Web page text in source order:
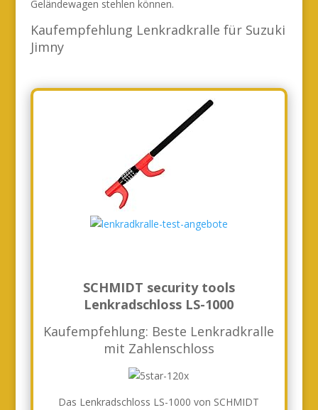
Geländewagen stehlen können.
Kaufempfehlung Lenkradkralle für Suzuki
Jimny
SCHMIDT security tools
Lenkradschloss LS-1000
Kaufempfehlung: Beste Lenkradkralle
mit Zahlenschloss
Das Lenkradschloss LS-1000 von SCHMIDT